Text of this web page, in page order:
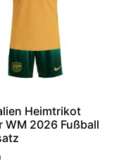
Heimtrikot
WM 2026 Fußball